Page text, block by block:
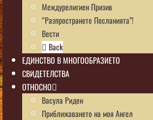
Междурелигиен Призив
“Разпространете Посланията”!
Вести
Back
ЕДИНСТВО В МНОГООБРАЗИЕТО
СВИДЕТЕЛСТВА
ОТНОСНО
Васула Риден
Приближаването на моя Ангел